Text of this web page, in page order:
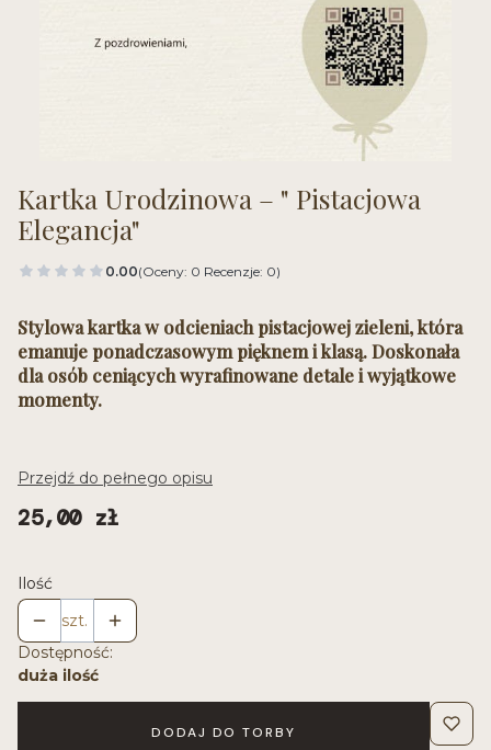
Kartka Urodzinowa – " Pistacjowa
Elegancja"
0.00(Oceny: 0 Recenzje: 0)
Stylowa kartka w odcieniach pistacjowej zieleni, która
emanuje ponadczasowym pięknem i klasą. Doskonała
dla osób ceniących wyrafinowane detale i wyjątkowe
momenty.
Przejdź do pełnego opisu
Cena
25,00 zł
Ilość
szt.
Dostępność:
duża ilość
DODAJ DO TORBY